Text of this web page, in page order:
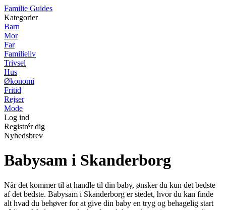
Familie Guides
Kategorier
Barn
Mor
Far
Familieliv
Trivsel
Hus
Økonomi
Fritid
Rejser
Mode
Log ind
Registrér dig
Nyhedsbrev
Babysam i Skanderborg
Når det kommer til at handle til din baby, ønsker du kun det bedste
af det bedste. Babysam i Skanderborg er stedet, hvor du kan finde
alt hvad du behøver for at give din baby en tryg og behagelig start